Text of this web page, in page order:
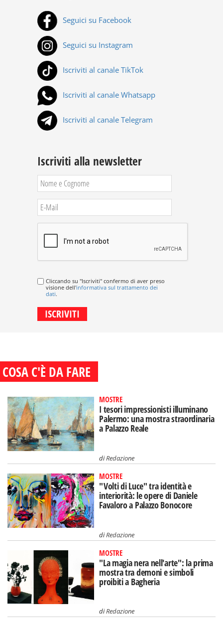
Seguici su Facebook
Seguici su Instagram
Iscriviti al canale TikTok
Iscriviti al canale Whatsapp
Iscriviti al canale Telegram
Iscriviti alla newsletter
Cliccando su "Iscriviti" confermo di aver preso
visione dell'informativa sul trattamento dei
dati.
COSA C'È DA FARE
MOSTRE
I tesori impressionisti illuminano
Palermo: una mostra straordinaria
a Palazzo Reale
diRedazione
MOSTRE
"Volti di Luce" tra identità e
interiorità: le opere di Daniele
Favaloro a Palazzo Bonocore
diRedazione
MOSTRE
"La magia nera nell'arte": la prima
mostra tra demoni e simboli
proibiti a Bagheria
diRedazione